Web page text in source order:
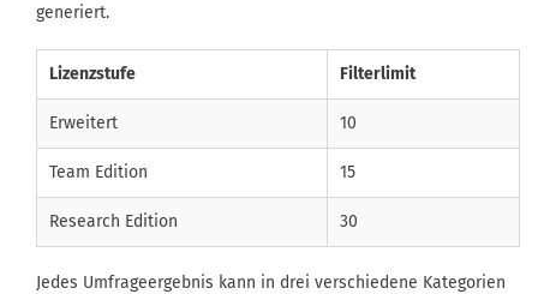
generiert.
Lizenzstufe Filterlimit
Erweitert 10
Team Edition 15
Research Edition 30
Jedes Umfrageergebnis kann in drei verschiedene Kategorien